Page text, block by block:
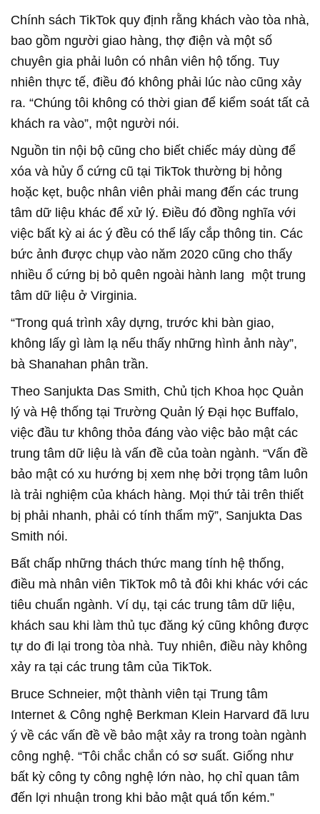
Chính sách TikTok quy định rằng khách vào tòa nhà,
bao gồm người giao hàng, thợ điện và một số
chuyên gia phải luôn có nhân viên hộ tống. Tuy
nhiên thực tế, điều đó không phải lúc nào cũng xảy
ra. “Chúng tôi không có thời gian để kiểm soát tất cả
khách ra vào”, một người nói.
Nguồn tin nội bộ cũng cho biết chiếc máy dùng để
xóa và hủy ổ cứng cũ tại TikTok thường bị hỏng
hoặc kẹt, buộc nhân viên phải mang đến các trung
tâm dữ liệu khác để xử lý. Điều đó đồng nghĩa với
việc bất kỳ ai ác ý đều có thể lấy cắp thông tin. Các
bức ảnh được chụp vào năm 2020 cũng cho thấy
nhiều ổ cứng bị bỏ quên ngoài hành lang một trung
tâm dữ liệu ở Virginia.
“Trong quá trình xây dựng, trước khi bàn giao,
không lấy gì làm lạ nếu thấy những hình ảnh này”,
bà Shanahan phân trần.
Theo Sanjukta Das Smith, Chủ tịch Khoa học Quản
lý và Hệ thống tại Trường Quản lý Đại học Buffalo,
việc đầu tư không thỏa đáng vào việc bảo mật các
trung tâm dữ liệu là vấn đề của toàn ngành. “Vấn đề
bảo mật có xu hướng bị xem nhẹ bởi trọng tâm luôn
là trải nghiệm của khách hàng. Mọi thứ tải trên thiết
bị phải nhanh, phải có tính thẩm mỹ”, Sanjukta Das
Smith nói.
Bất chấp những thách thức mang tính hệ thống,
điều mà nhân viên TikTok mô tả đôi khi khác với các
tiêu chuẩn ngành. Ví dụ, tại các trung tâm dữ liệu,
khách sau khi làm thủ tục đăng ký cũng không được
tự do đi lại trong tòa nhà. Tuy nhiên, điều này không
xảy ra tại các trung tâm của TikTok.
Bruce Schneier, một thành viên tại Trung tâm
Internet & Công nghệ Berkman Klein Harvard đã lưu
ý về các vấn đề về bảo mật xảy ra trong toàn ngành
công nghệ. “Tôi chắc chắn có sơ suất. Giống như
bất kỳ công ty công nghệ lớn nào, họ chỉ quan tâm
đến lợi nhuận trong khi bảo mật quá tốn kém.”